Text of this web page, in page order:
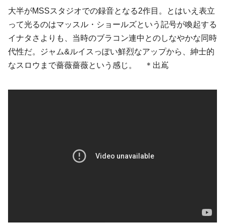
大半がMSSスタジオでの録音となる2作目。とはいえ表立
って光るのはマッスル・ショールズという記号が喚起する
イナタさよりも、当時のブラコン連中とのしなやかな同時
代性だ。
ジャム&ルイス っぽい鮮烈なアップから、紳士的
なスロウまで薔薇薔薇という感じ。 ＊出嶌